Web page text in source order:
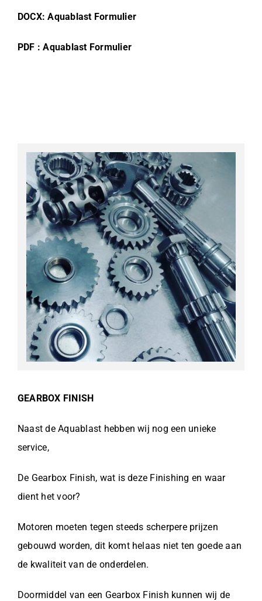
DOCX: Aquablast Formulier
PDF : Aquablast Formulier
GEARBOX FINISH
Naast de Aquablast hebben wij nog een unieke
service,
De Gearbox Finish, wat is deze Finishing en waar
dient het voor?
Motoren moeten tegen steeds scherpere prijzen
gebouwd worden, dit komt helaas niet ten goede aan
de kwaliteit van de onderdelen.
Doormiddel van een Gearbox Finish kunnen wij de